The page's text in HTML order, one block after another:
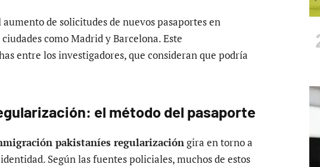
de solicitudes de nuevos pasaportes en
como Madrid y Barcelona. Este
entre los investigadores, que consideran que podría
el método del pasaporte
pakistaníes regularizacióngira en torno a
Según las fuentes policiales, muchos de estos